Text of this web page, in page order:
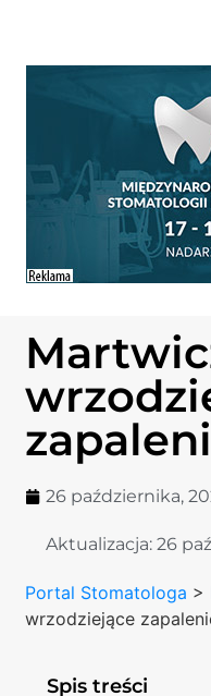
26 października,
Aktualizacja:26
Portal Stomatologa >
wrzodziejące
Spis treści